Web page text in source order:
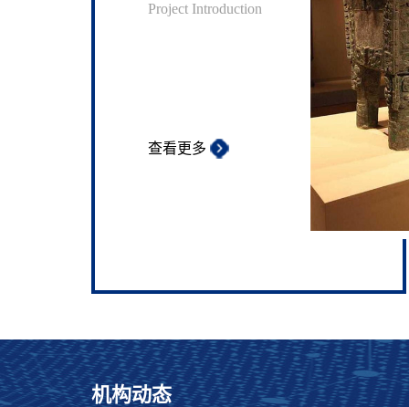
Project Introduction
查看更多
机构动态